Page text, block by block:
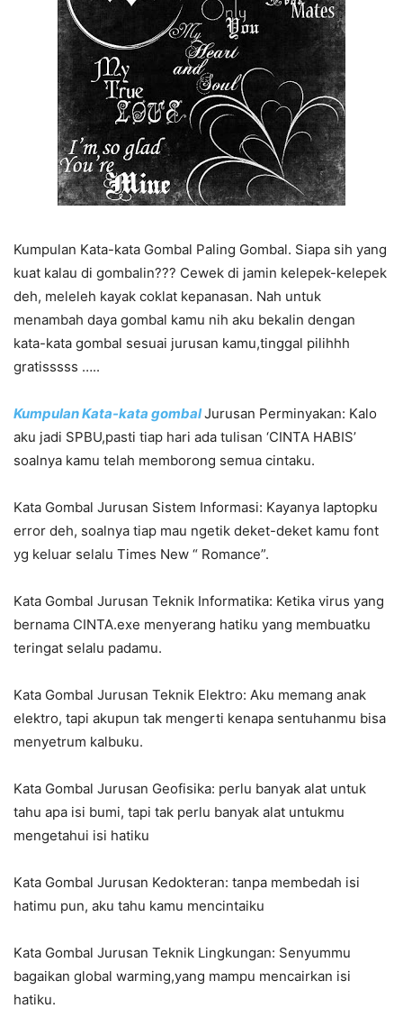
Kumpulan Kata-kata Gombal Paling Gombal. Siapa sih yang
kuat kalau di gombalin??? Cewek di jamin kelepek-kelepek
deh, meleleh kayak coklat kepanasan. Nah untuk
menambah daya gombal kamu nih aku bekalin dengan
kata-kata gombal sesuai jurusan kamu,tinggal pilihhh
gratisssss …..
Kumpulan Kata-kata gombalJurusan Perminyakan: Kalo
aku jadi SPBU,pasti tiap hari ada tulisan ‘CINTA HABIS’
soalnya kamu telah memborong semua cintaku.
Kata Gombal Jurusan Sistem Informasi: Kayanya laptopku
error deh, soalnya tiap mau ngetik deket-deket kamu font
yg keluar selalu Times New “ Romance”.
Kata Gombal Jurusan Teknik Informatika: Ketika virus yang
bernama CINTA.exe menyerang hatiku yang membuatku
teringat selalu padamu.
Kata Gombal Jurusan Teknik Elektro: Aku memang anak
elektro, tapi akupun tak mengerti kenapa sentuhanmu bisa
menyetrum kalbuku.
Kata Gombal Jurusan Geofisika: perlu banyak alat untuk
tahu apa isi bumi, tapi tak perlu banyak alat untukmu
mengetahui isi hatiku
Kata Gombal Jurusan Kedokteran: tanpa membedah isi
hatimu pun, aku tahu kamu mencintaiku
Kata Gombal Jurusan Teknik Lingkungan: Senyummu
bagaikan global warming,yang mampu mencairkan isi
hatiku.